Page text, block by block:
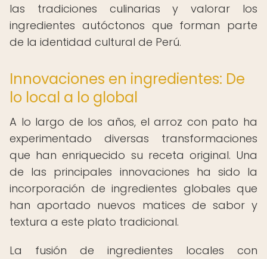
las tradiciones culinarias y valorar los
ingredientes autóctonos que forman parte
de la identidad cultural de Perú.
Innovaciones en ingredientes: De
lo local a lo global
A lo largo de los años, el arroz con pato ha
experimentado diversas transformaciones
que han enriquecido su receta original. Una
de las principales innovaciones ha sido la
incorporación de ingredientes globales que
han aportado nuevos matices de sabor y
textura a este plato tradicional.
La fusión de ingredientes locales con